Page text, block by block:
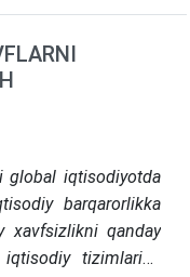
global iqtisodiyotda
barqarorlikka
xavfsizlikni qanday
tizimlarida